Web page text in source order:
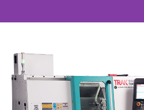
Transforma tu
centro de torneado más
dinámico del